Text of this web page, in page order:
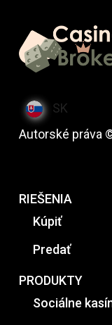
SK
Autorské práva
RIEŠENIA
Kúpiť
Predať
PRODUKTY
Sociálne